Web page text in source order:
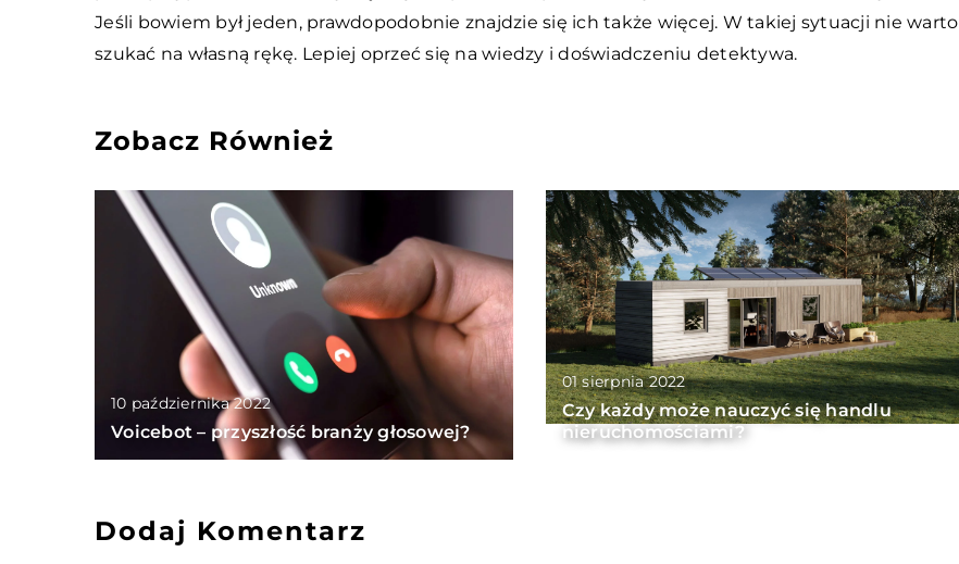
Jeśli bowiem był jeden, prawdopodobnie znajdzie się ich także więcej. W takiej sytuacji nie warto
szukać na własną rękę. Lepiej oprzeć się na wiedzy i doświadczeniu detektywa.
Zobacz Również
10 października 2022
Voicebot – przyszłość branży głosowej?
01 sierpnia 2022
Czy każdy może nauczyć się handlu
nieruchomościami?
Dodaj Komentarz